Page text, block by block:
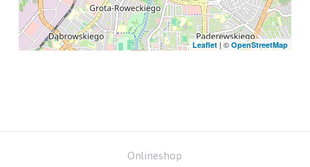
Leaflet| © OpenStreetMap
Onlineshop